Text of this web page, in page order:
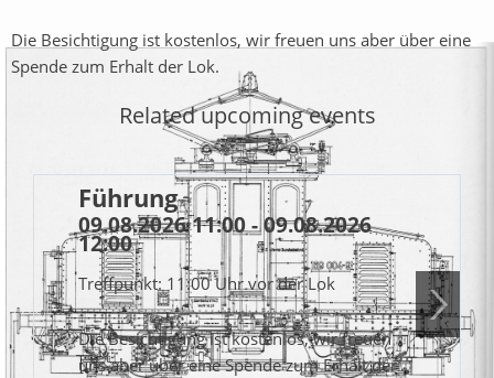
Die Besichtigung ist kostenlos, wir freuen uns aber über eine
Spende zum Erhalt der Lok.
Related upcoming events
Führung
09.08.2026 11:00 - 09.08.2026
12:00
Treffpunkt: 11:00 Uhr vor der Lok
Die Besichtigung ist kostenlos, wir freuen
uns aber über eine Spende zum Erhalt der